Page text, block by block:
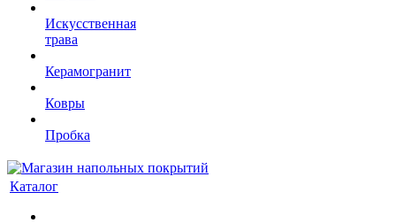
Искусственная
трава
Керамогранит
Ковры
Пробка
Каталог